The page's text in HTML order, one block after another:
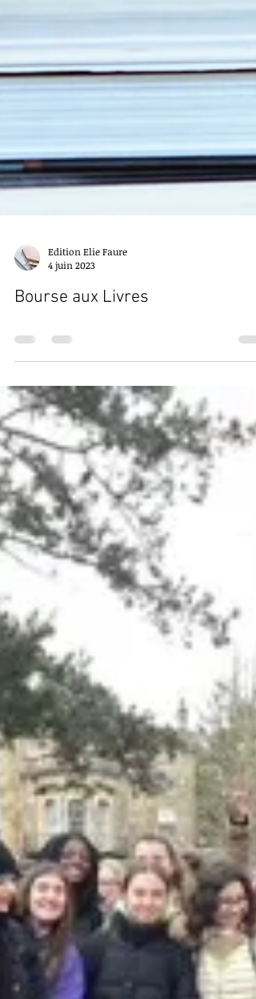
Edition Elie Faure
4 juin 2023
Bourse aux Livres